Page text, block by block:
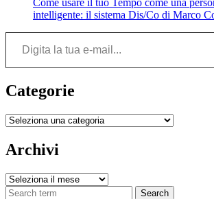
Come usare il tuo Tempo come una
intelligente: il sistema Dis/Co di Marco
Digita la tua e-mail...
Categorie
Categorie
Archivi
Archivi
Search